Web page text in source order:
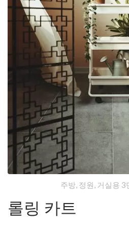
주방, 정원, 거실용 3
롤링 카트